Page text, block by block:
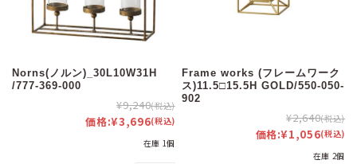
Norns(ノルン)_30L10W31H
/777-369-000
¥9,240(税込)
価格:¥3,696(税込)
在庫 1個
Frame works (フレームワーク
ス)11.5□15.5H GOLD/550-050-
902
¥2,640(税込)
価格:¥1,056(税込)
在庫 2個